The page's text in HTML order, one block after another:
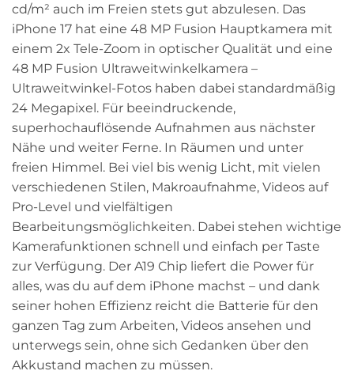
cd/m² auch im Freien stets gut abzulesen. Das
iPhone 17 hat eine 48 MP Fusion Hauptkamera mit
einem 2x Tele-Zoom in optischer Qualität und eine
48 MP Fusion Ultraweitwinkel­kamera –
Ultraweitwinkel-Fotos haben dabei standardmäßig
24 Megapixel. Für beeindruckende,
superhochauflösende Aufnahmen aus nächster
Nähe und weiter Ferne. In Räumen und unter
freien Himmel. Bei viel bis wenig Licht, mit vielen
verschiedenen Stilen, Makroaufnahme, Videos auf
Pro-Level und vielfältigen
Bearbeitungsmöglichkeiten. Dabei stehen wichtige
Kamerafunktionen schnell und einfach per Taste
zur Verfügung. Der A19 Chip liefert die Power für
alles, was du auf dem iPhone machst – und dank
seiner hohen Effizienz reicht die Batterie für den
ganzen Tag zum Arbeiten, Videos ansehen und
unterwegs sein, ohne sich Gedanken über den
Akkustand machen zu müssen.